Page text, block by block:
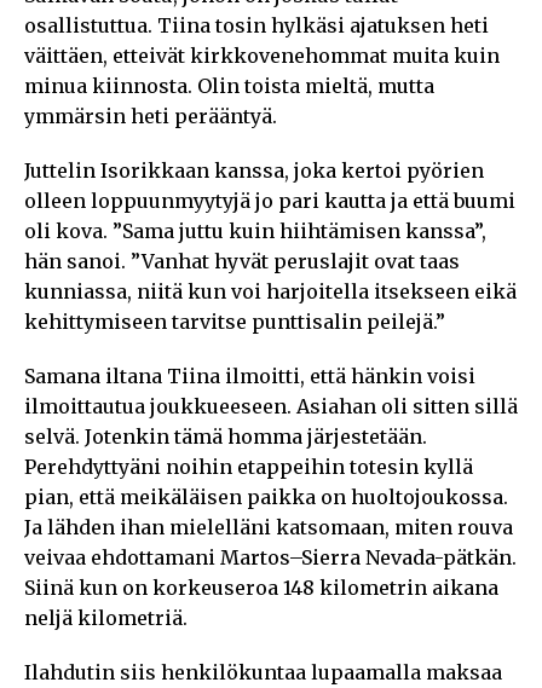
osallistuttua. Tiina tosin hylkäsi ajatuksen heti
väittäen, etteivät kirkkovenehommat muita kuin
minua kiinnosta. Olin toista mieltä, mutta
ymmärsin heti perääntyä.
Juttelin Isorikkaan kanssa, joka kertoi pyörien
olleen loppuunmyytyjä jo pari kautta ja että buumi
oli kova. ”Sama juttu kuin hiihtämisen kanssa”,
hän sanoi. ”Vanhat hyvät peruslajit ovat taas
kunniassa, niitä kun voi harjoitella itsekseen eikä
kehittymiseen tarvitse punttisalin peilejä.”
Samana iltana Tiina ilmoitti, että hänkin voisi
ilmoittautua joukkueeseen. Asiahan oli sitten sillä
selvä. Jotenkin tämä homma järjestetään.
Perehdyttyäni noihin etappeihin totesin kyllä
pian, että meikäläisen paikka on huoltojoukossa.
Ja lähden ihan mielelläni katsomaan, miten rouva
veivaa ehdottamani Martos–Sierra Nevada-pätkän.
Siinä kun on korkeuseroa 148 kilometrin aikana
neljä kilometriä.
Ilahdutin siis henkilökuntaa lupaamalla maksaa